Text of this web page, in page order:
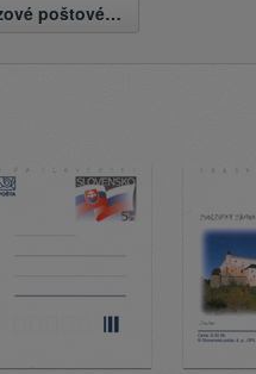
Obrazové poštové lístky